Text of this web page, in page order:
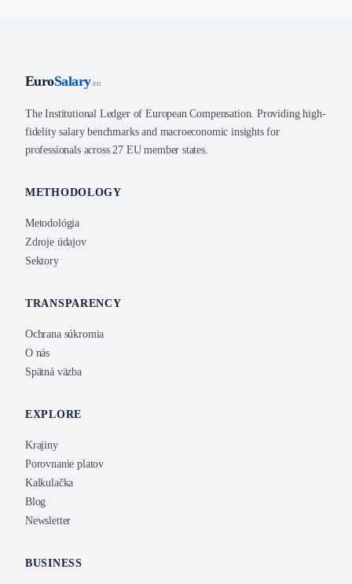
EuroSalary.eu
The Institutional Ledger of European Compensation. Providing high-
fidelity salary benchmarks and macroeconomic insights for
professionals across 27 EU member states.
METHODOLOGY
Metodológia
Zdroje údajov
Sektory
TRANSPARENCY
Ochrana súkromia
O nás
Spätná väzba
EXPLORE
Krajiny
Porovnanie platov
Kalkulačka
Blog
Newsletter
BUSINESS